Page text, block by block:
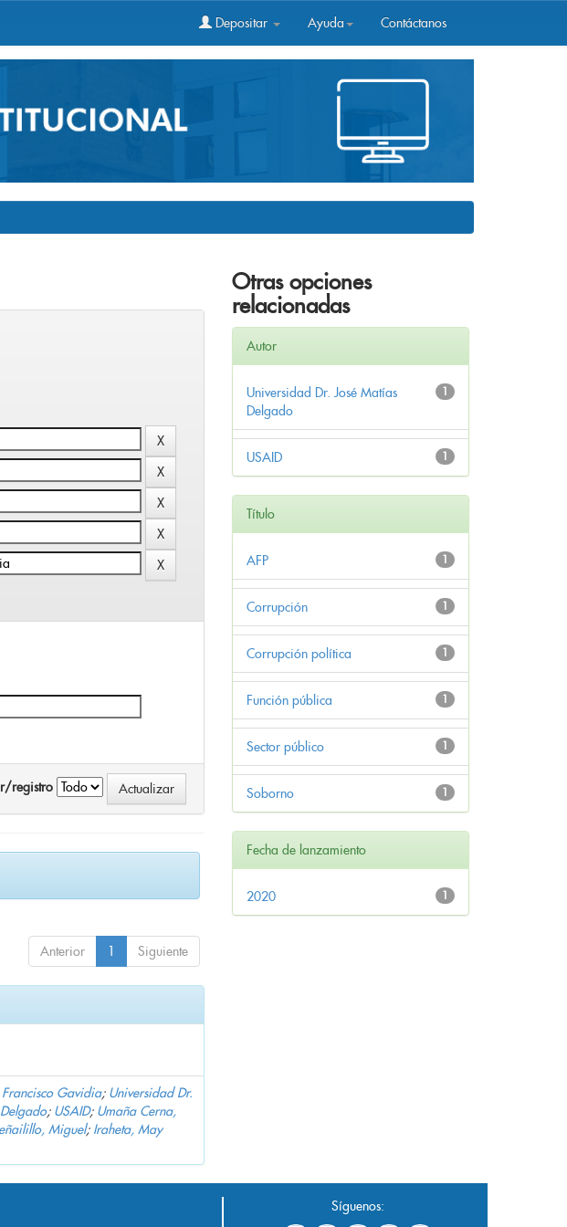
Depositar Ayuda Contáctanos
registro
Anterior 1 Siguiente
Gavidia; Universidad Dr.
; USAID; Umaña Cerna,
Miguel; Iraheta, May
Otras opciones
relacionadas
Autor
1
Universidad Dr. José Matías
Delgado
1
USAID
Título
1
AFP
1
Corrupción
1
Corrupción política
1
Función pública
1
Sector público
1
Soborno
Fecha de lanzamiento
1
2020
Síguenos: